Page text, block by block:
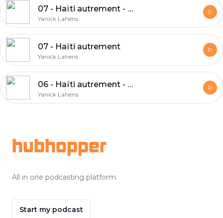
07 - Haïti autrement - VIDEO
Yanick Lahens
07 - Haïti autrement
Yanick Lahens
06 - Haïti autrement - VIDEO
Yanick Lahens
hubhopper
All in one podcasting platform.
Start my podcast